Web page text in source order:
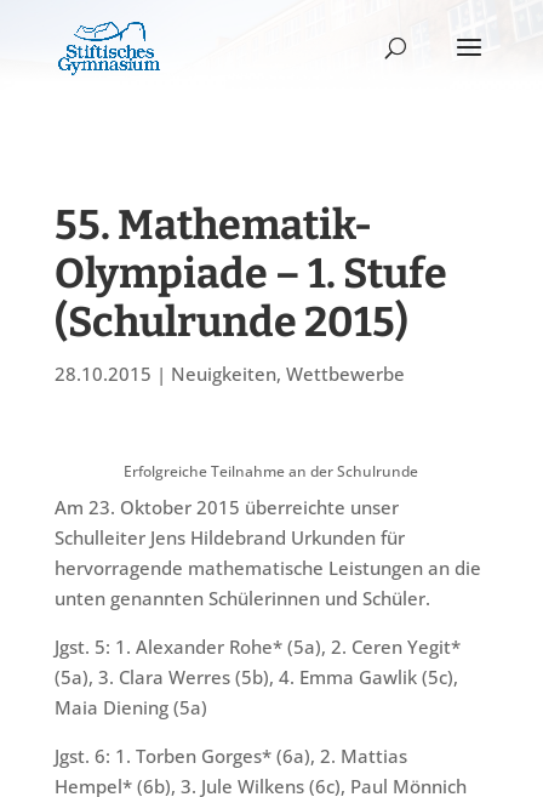
55. Mathematik-
Olympiade – 1. Stufe
(Schulrunde 2015)
28.10.2015 | Neuigkeiten, Wettbewerbe
Erfolgreiche Teilnahme an der Schulrunde
Am 23. Oktober 2015 überreichte unser
Schulleiter Jens Hildebrand Urkunden für
hervorragende mathematische Leistungen an die
unten genannten Schülerinnen und Schüler.
Jgst. 5: 1. Alexander Rohe* (5a), 2. Ceren Yegit*
(5a), 3. Clara Werres (5b), 4. Emma Gawlik (5c),
Maia Diening (5a)
Jgst. 6: 1. Torben Gorges* (6a), 2. Mattias
Hempel* (6b), 3. Jule Wilkens (6c), Paul Mönnich